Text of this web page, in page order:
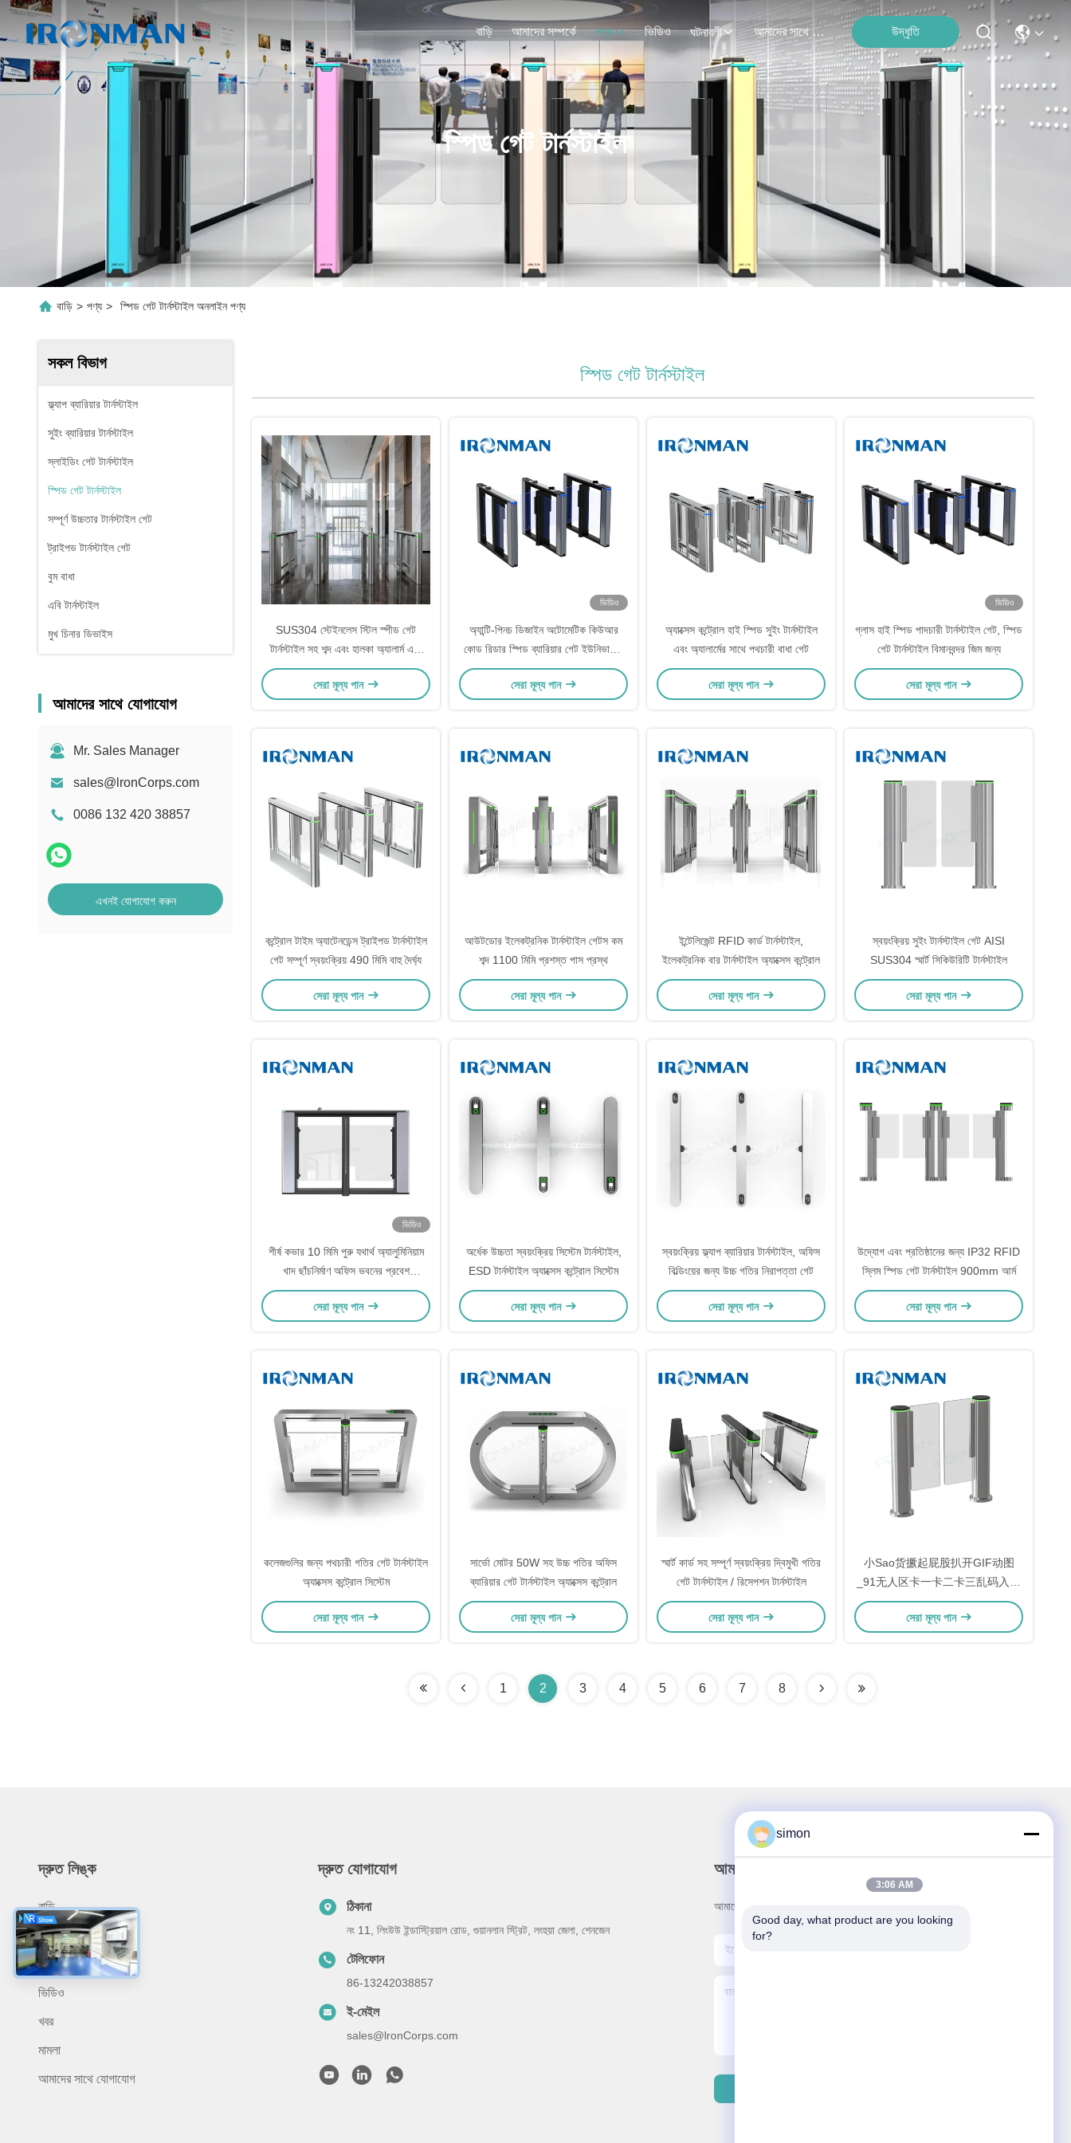
বাড়ি আমাদের সম্পর্কে পণ্য ভিডিও ঘটনাবলী আমাদের সাথে যোগাযোগ উদ্ধৃতি
স্পিড গেট টার্নস্টাইল
বাড়ি > পণ্য > স্পিড গেট টার্নস্টাইল অনলাইন পণ্য
সকল বিভাগ
ফ্ল্যাপ ব্যারিয়ার টার্নস্টাইল
সুইং ব্যারিয়ার টার্নস্টাইল
স্লাইডিং গেট টার্নস্টাইল
স্পিড গেট টার্নস্টাইল
সম্পূর্ণ উচ্চতার টার্নস্টাইল গেট
ট্রাইপড টার্নস্টাইল গেট
বুম বাধা
এবি টার্নস্টাইল
মুখ চিনার ডিভাইস
আমাদের সাথে যোগাযোগ
Mr. Sales Manager
sales@lronCorps.com
0086 132 420 38857
এখনই যোগাযোগ করুন
স্পিড গেট টার্নস্টাইল
SUS304 স্টেইনলেস স্টিল স্পীড গেট
টার্নস্টাইল সহ শব্দ এবং হালকা অ্যালার্ম এবং
মসৃণ পথচারীদের অ্যাক্সেসের জন্য সার্ভো মোটর
সেরা মূল্য পান
ভিডিও
অ্যান্টি-পিনচ ডিজাইন অটোমেটিক কিউআর
কোড রিডার স্পিড ব্যারিয়ার গেট ইউনিভার্সাল
স্পিড গেটের জন্য
সেরা মূল্য পান
অ্যাক্সেস কন্ট্রোল হাই স্পিড সুইং টার্নস্টাইল
এবং অ্যালার্মের সাথে পথচারী বাধা গেট
সেরা মূল্য পান
ভিডিও
গ্লাস হাই স্পিড পাদচারী টার্নস্টাইল গেট, স্পিড
গেট টার্নস্টাইল বিমানবন্দর জিম জন্য
সেরা মূল্য পান
কন্ট্রোল টাইম অ্যাটেনডেন্স ট্রাইপড টার্নস্টাইল
গেট সম্পূর্ণ স্বয়ংক্রিয় 490 মিমি বাহু দৈর্ঘ্য
সেরা মূল্য পান
আউটডোর ইলেকট্রনিক টার্নস্টাইল গেটস কম
শব্দ 1100 মিমি প্রশস্ত পাস প্রস্থ
সেরা মূল্য পান
ইন্টেলিজেন্ট RFID কার্ড টার্নস্টাইল,
ইলেকট্রনিক বার টার্নস্টাইল অ্যাক্সেস কন্ট্রোল
সেরা মূল্য পান
স্বয়ংক্রিয় সুইং টার্নস্টাইল গেট AISI
SUS304 স্মার্ট সিকিউরিটি টার্নস্টাইল
সেরা মূল্য পান
ভিডিও
শীর্ষ কভার 10 মিমি পুরু যথার্থ অ্যালুমিনিয়াম
খাদ ছাঁচনির্মাণ অফিস ভবনের প্রবেশ
ব্যবস্থাপনা জন্য পথচারী টার্নস্টাইল গেট
সেরা মূল্য পান
অর্ধেক উচ্চতা স্বয়ংক্রিয় সিস্টেম টার্নস্টাইল,
ESD টার্নস্টাইল অ্যাক্সেস কন্ট্রোল সিস্টেম
সেরা মূল্য পান
স্বয়ংক্রিয় ফ্ল্যাপ ব্যারিয়ার টার্নস্টাইল, অফিস
বিল্ডিংয়ের জন্য উচ্চ গতির নিরাপত্তা গেট
সেরা মূল্য পান
উদ্যোগ এবং প্রতিষ্ঠানের জন্য IP32 RFID
স্লিম স্পিড গেট টার্নস্টাইল 900mm আর্ম
সেরা মূল্য পান
কলেজগুলির জন্য পথচারী গতির গেট টার্নস্টাইল
অ্যাক্সেস কন্ট্রোল সিস্টেম
সেরা মূল্য পান
সার্ভো মোটর 50W সহ উচ্চ গতির অফিস
ব্যারিয়ার গেট টার্নস্টাইল অ্যাক্সেস কন্ট্রোল
সেরা মূল্য পান
স্মার্ট কার্ড সহ সম্পূর্ণ স্বয়ংক্রিয় দ্বিমুখী গতির
গেট টার্নস্টাইল / রিসেপশন টার্নস্টাইল
সেরা মূল্য পান
小Sao货撅起屁股扒开GIF动图
_91无人区卡一卡二卡三乱码入口
_日本不卡高清免费中文aⅴ_有声
小说的Av网址在线观看 在线视频-
সেরা মূল্য পান
1 2 3 4 5 6 7 8
দ্রুত লিঙ্ক
বাড়ি
আমাদের সম্পর্কে
পণ্য
ভিডিও
খবর
মামলা
আমাদের সাথে যোগাযোগ
দ্রুত যোগাযোগ
ঠিকানা
নং 11, লিংউউ ইন্ডাস্ট্রিয়াল রোড, গুয়ানলান স্ট্রিট, লংহুয়া জেলা, শেনজেন
টেলিফোন
86-13242038857
ই-মেইল
sales@lronCorps.com
আমাদের নিউজলেটার
আমাদের নিউজলেটারে সাবস্ক্রাইব করুন এবং আরও অনেক কিছু পেতে পারেন।
simon
3:06 AM
Good day, what product are you looking
for?